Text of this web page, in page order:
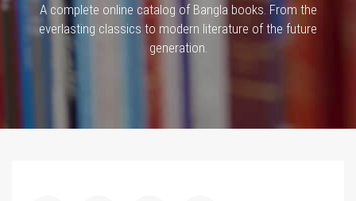
A complete online catalog of Bangla books. From the
everlasting classics to modern literature of the future
generation.